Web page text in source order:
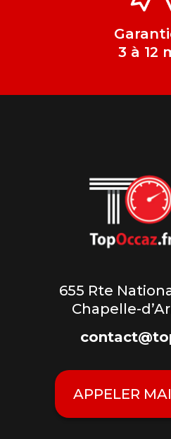
3 à 12
655 Rte
Chapelle-
APPELER